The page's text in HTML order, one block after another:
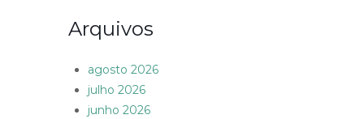
Arquivos
agosto 2026
julho 2026
junho 2026